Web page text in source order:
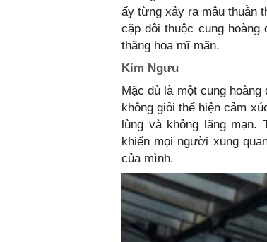
ấy từng xảy ra mâu thuẫn
cặp đôi thuộc cung
thăng hoa mĩ mãn.
Kim Ngưu
Mặc dù là một cung
không giỏi thể hiện cảm
lùng và không lãng
khiến mọi người xung
của mình.